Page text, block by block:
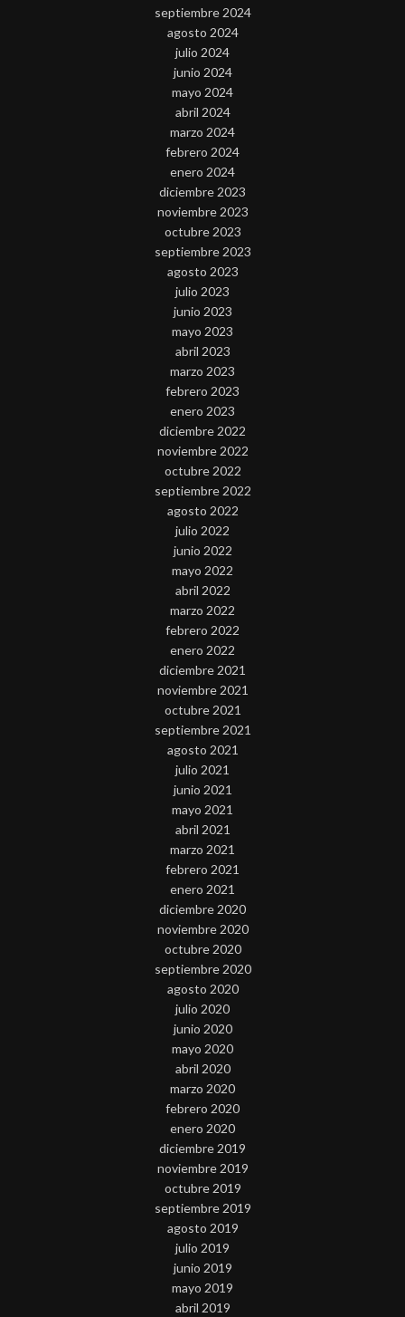
septiembre 2024
agosto 2024
julio 2024
junio 2024
mayo 2024
abril 2024
marzo 2024
febrero 2024
enero 2024
diciembre 2023
noviembre 2023
octubre 2023
septiembre 2023
agosto 2023
julio 2023
junio 2023
mayo 2023
abril 2023
marzo 2023
febrero 2023
enero 2023
diciembre 2022
noviembre 2022
octubre 2022
septiembre 2022
agosto 2022
julio 2022
junio 2022
mayo 2022
abril 2022
marzo 2022
febrero 2022
enero 2022
diciembre 2021
noviembre 2021
octubre 2021
septiembre 2021
agosto 2021
julio 2021
junio 2021
mayo 2021
abril 2021
marzo 2021
febrero 2021
enero 2021
diciembre 2020
noviembre 2020
octubre 2020
septiembre 2020
agosto 2020
julio 2020
junio 2020
mayo 2020
abril 2020
marzo 2020
febrero 2020
enero 2020
diciembre 2019
noviembre 2019
octubre 2019
septiembre 2019
agosto 2019
julio 2019
junio 2019
mayo 2019
abril 2019